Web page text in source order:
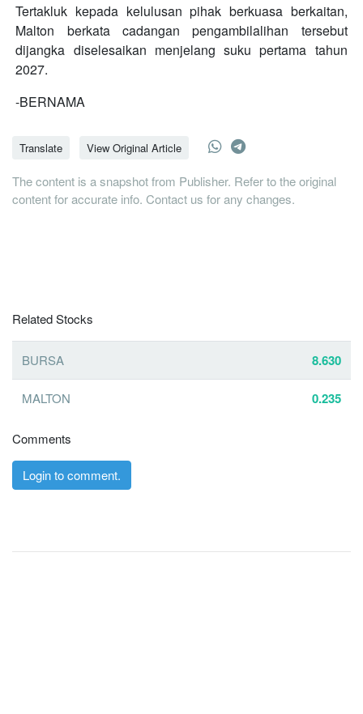
Tertakluk kepada kelulusan pihak berkuasa berkaitan,
Malton berkata cadangan pengambilalihan tersebut
dijangka diselesaikan menjelang suku pertama tahun
2027.
-BERNAMA
Translate View Original Article
The content is a snapshot from Publisher. Refer to the original
content for accurate info. Contact us for any changes.
Related Stocks
BURSA 8.630
MALTON 0.235
Comments
Login to comment.